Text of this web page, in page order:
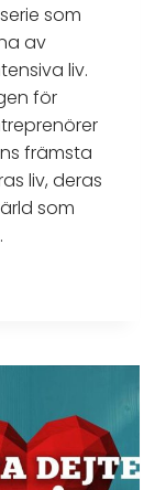
som
av
liv.
för
främsta
liv, deras
som